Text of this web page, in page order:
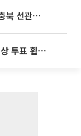
가 압수수색
‘나솔사계’ 국화, 결별 후 재등장⋯첫인상 투표 휩쓸고 ‘인기녀’ 등극